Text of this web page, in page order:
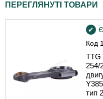
ПЕРЕГЛЯНУТІ ТОВАРИ
Код
TTG
254/
тип 2